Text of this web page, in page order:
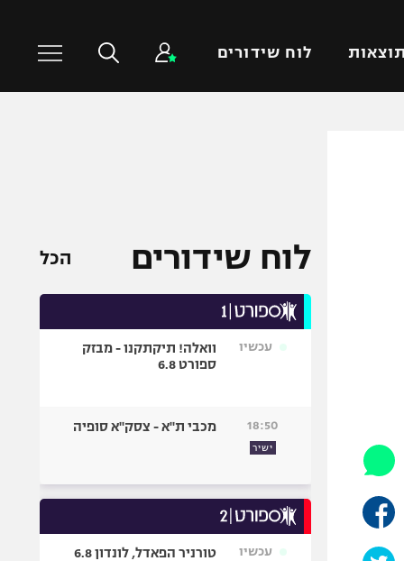
תוצאות לוח שידורים
שחייה
ג'ודו
ספורט אולימפי
אופניים
כדורמים
פוטבול אמריקאי NFL
לוח שידורים הכל
עכשיו
וואלה! תיקתקנו - מבזק
ספורט 6.8
18:50
ישיר
מכבי ת"א - צסק"א סופיה
עכשיו טורניר הפאדל, לונדון 6.8